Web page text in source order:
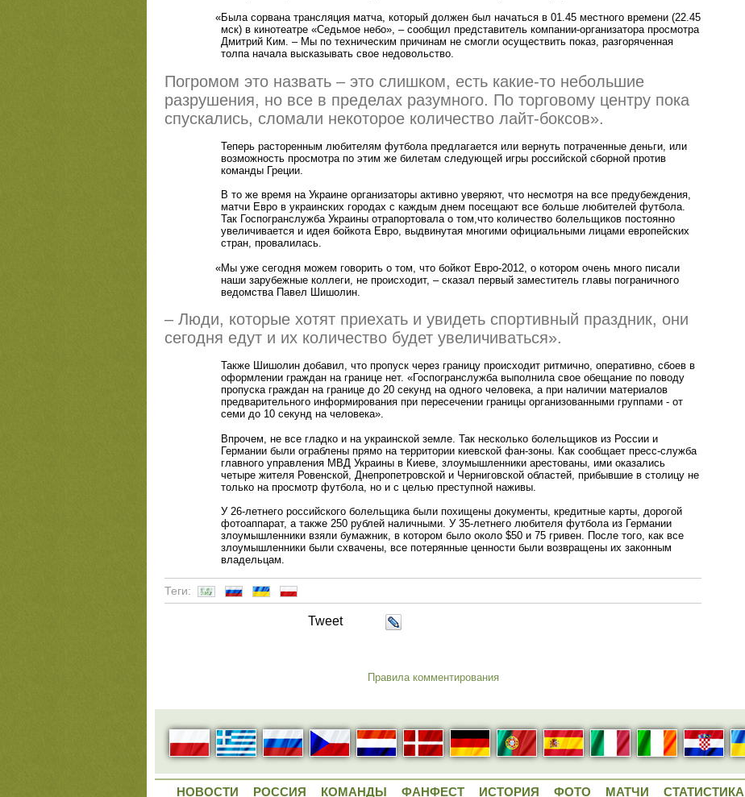
«Была сорвана трансляция матча, который должен был начаться в 01.45 местного времени (22.45
мск) в кинотеатре «Седьмое небо», – сообщил представитель компании-организатора просмотра
Дмитрий Ким. – Мы по техническим причинам не смогли осуществить показ, разгоряченная
толпа начала высказывать свое недовольство.
Погромом это назвать – это слишком, есть какие-то небольшие
разрушения, но все в пределах разумного. По торговому центру пока
спускались, сломали некоторое количество лайт-боксов».
Теперь расторенным любителям футбола предлагается или вернуть потраченные деньги, или
возможность просмотра по этим же билетам следующей игры российской сборной против
команды Греции.
В то же время на Украине организаторы активно уверяют, что несмотря на все предубеждения,
матчи Евро в украинских городах с каждым днем посещают все больше любителей футбола.
Так Госпогранслужба Украины отрапортовала о том,что количество болельщиков постоянно
увеличивается и идея бойкота Евро, выдвинутая многими официальными лицами европейских
стран, провалилась.
«Мы уже сегодня можем говорить о том, что бойкот Евро-2012, о котором очень много писали
наши зарубежные коллеги, не происходит, – сказал первый заместитель главы пограничного
ведомства Павел Шишолин.
– Люди, которые хотят приехать и увидеть спортивный праздник, они
сегодня едут и их количество будет увеличиваться».
Также Шишолин добавил, что пропуск через границу происходит ритмично, оперативно, сбоев в
оформлении граждан на границе нет. «Госпогранслужба выполнила свое обещание по поводу
пропуска граждан на границе до 20 секунд на одного человека, а при наличии материалов
предварительного информирования при пересечении границы организованными группами - от
семи до 10 секунд на человека».
Впрочем, не все гладко и на украинской земле. Так несколько болельщиков из России и
Германии были ограблены прямо на территории киевской фан-зоны. Как сообщает пресс-служба
главного управления МВД Украины в Киеве, злоумышленники арестованы, ими оказались
четыре жителя Ровенской, Днепропетровской и Черниговской областей, прибывшие в столицу не
только на просмотр футбола, но и с целью преступной наживы.
У 26-летнего российского болельщика были похищены документы, кредитные карты, дорогой
фотоаппарат, а также 250 рублей наличными. У 35-летнего любителя футбола из Германии
злоумышленники взяли бумажник, в котором было около $50 и 75 гривен. После того, как все
злоумышленники были схвачены, все потерянные ценности были возвращены их законным
владельцам.
Теги:
Tweet
Правила комментирования
НОВОСТИ РОССИЯ КОМАНДЫ ФАНФЕСТ ИСТОРИЯ ФОТО МАТЧИ СТАТИСТИКА